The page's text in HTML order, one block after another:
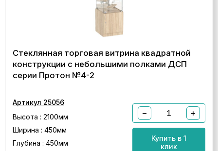
Стеклянная торговая витрина квадратной
конструкции с небольшими полками ДСП
серии Протон №4-2
Артикул 25056
Высота : 2100мм
Ширина : 450мм
Глубина : 450мм
− +
Купить в 1
клик